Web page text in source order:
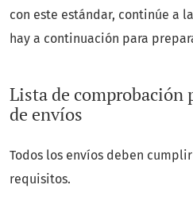
con este estándar, continúe a
hay a continuación para
Lista de comprobación
de envíos
Todos los envíos deben
requisitos.